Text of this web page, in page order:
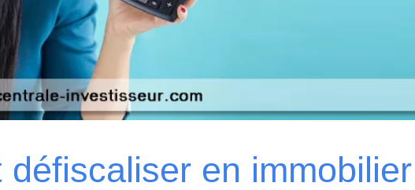
défiscaliser en